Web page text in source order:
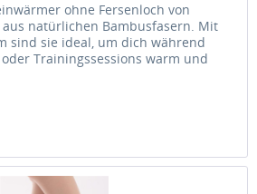
ohne Fersenloch von
natürlichen Bambusfasern. Mit
sind sie ideal, um dich während
Trainingssessions warm und